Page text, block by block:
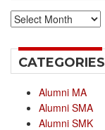
Archives
CATEGORIES
Alumni MA
Alumni SMA
Alumni SMK